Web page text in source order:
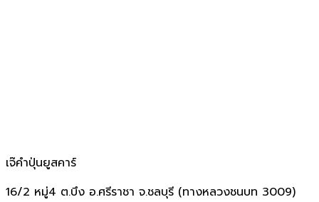
เจ๊คำปุ่นยูสคาร์
16/2 หมู่4 ต.บึง อ.ศรีราชา จ.ชลบุรี (ทางหลวงชนบท 3009)